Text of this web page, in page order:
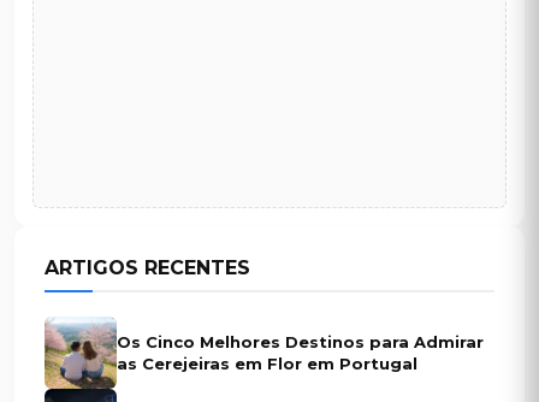
ARTIGOS RECENTES
Os Cinco Melhores Destinos para Admirar
as Cerejeiras em Flor em Portugal